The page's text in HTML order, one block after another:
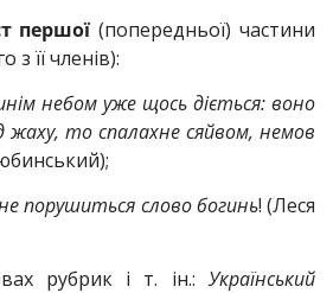
першої (попередньої) частини
з її членів):
небом уже щось діється: воно
жаху, то спалахне сяйвом, немов
порушиться слово богинь! (Леся
рубрик і т. ін.: Український